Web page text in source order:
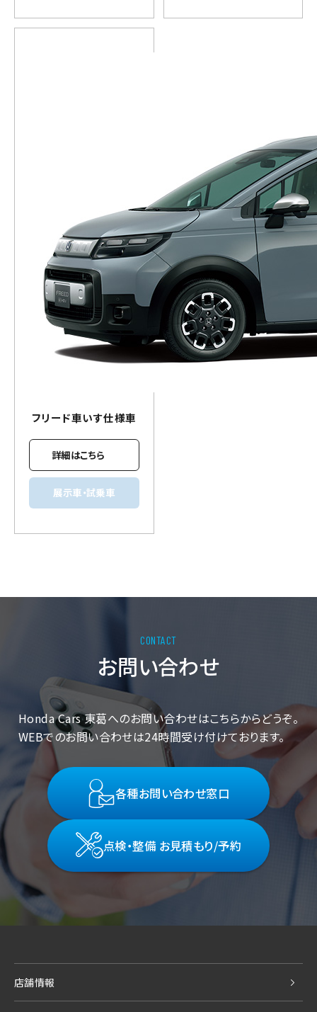
フリード車いす仕様車
詳細はこちら
展示車・試乗車
お問い合わせ
Honda Cars 東葛へのお問い合わせはこちらからどうぞ。
WEBでのお問い合わせは24時間受け付けております。
各種お問い合わせ窓口
点検・整備 お見積もり/予約
店舗情報